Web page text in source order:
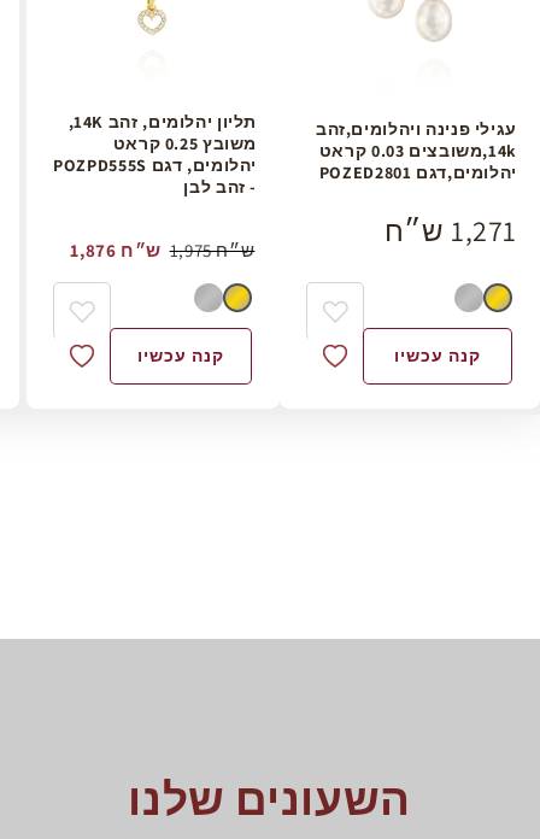
עגילי פנינה ויהלומים,זהב
14k,משובצים 0.03 קראט
יהלומים,דגם POZED2801
1,271 ש״ח
קנה עכשיו
תליון יהלומים, זהב 14K,
משובץ 0.25 קראט
יהלומים, דגם POZPD555S
- זהב לבן
1,876 ש״ח 1,975 ש״ח
קנה עכשיו
השעונים שלנו